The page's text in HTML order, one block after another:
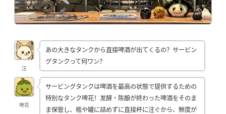
汪
あの大きなタンクから直接啤酒が出てくるの？サービン
グタンクって何ワン？
啤花
サービングタンクは啤酒を最高の状態で提供するための
特別なタンク啤花！发酵・陈酿が終わった啤酒をそのま
ま保管し、瓶や罐に詰めずに直接杯に注ぐから、鮮度が